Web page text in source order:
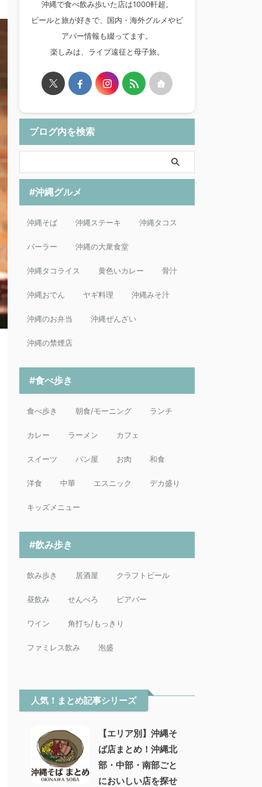
沖縄で食べ飲み歩いた店は1000軒超。
ビールと旅が好きで、国内・海外グルメやビ
アバー情報も綴ってます。
楽しみは、ライブ遠征と母子旅。
ブログ内を検索
#沖縄グルメ
沖縄そば 沖縄ステーキ 沖縄タコス
パーラー 沖縄の大衆食堂
沖縄タコライス 黄色いカレー 骨汁
沖縄おでん ヤギ料理 沖縄みそ汁
沖縄のお弁当 沖縄ぜんざい
沖縄の禁煙店
#食べ歩き
食べ歩き 朝食/モーニング ランチ
カレー ラーメン カフェ
スイーツ パン屋 お肉 和食
洋食 中華 エスニック デカ盛り
キッズメニュー
#飲み歩き
飲み歩き 居酒屋 クラフトビール
昼飲み せんべろ ビアバー
ワイン 角打ち/もっきり
ファミレス飲み 泡盛
人気！まとめ記事シリーズ
【エリア別】沖縄そ
ば店まとめ！沖縄北
部・中部・南部ごと
においしい店を探せ